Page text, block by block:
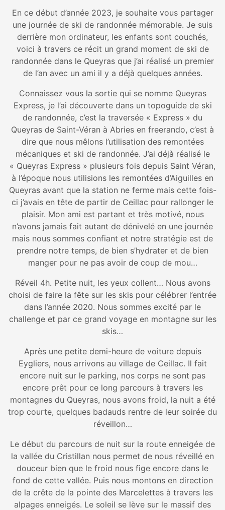
En ce début d’année 2023, je souhaite vous partager
une journée de ski de randonnée mémorable. Je suis
derrière mon ordinateur, les enfants sont couchés,
voici à travers ce récit un grand moment de ski de
randonnée dans le Queyras que j’ai réalisé un premier
de l’an avec un ami il y a déjà quelques années.
Connaissez vous la sortie qui se nomme Queyras
Express, je l’ai découverte dans un topoguide de ski
de randonnée, c’est la traversée « Express » du
Queyras de Saint-Véran à Abries en freerando, c’est à
dire que nous mêlons l’utilisation des remontées
mécaniques et ski de randonnée. J’ai déjà réalisé le
« Queyras Express » plusieurs fois depuis Saint Véran,
à l’époque nous utilisions les remontées d’Aiguilles en
Queyras avant que la station ne ferme mais cette fois-
ci j’avais en tête de partir de Ceillac pour rallonger le
plaisir. Mon ami est partant et très motivé, nous
n’avons jamais fait autant de dénivelé en une journée
mais nous sommes confiant et notre stratégie est de
prendre notre temps, de bien s’hydrater et de bien
manger pour ne pas avoir de coup de mou…
Réveil 4h. Petite nuit, les yeux collent… Nous avons
choisi de faire la fête sur les skis pour célébrer l’entrée
dans l’année 2020. Nous sommes excité par le
challenge et par ce grand voyage en montagne sur les
skis…
Après une petite demi-heure de voiture depuis
Eygliers, nous arrivons au village de Ceillac. Il fait
encore nuit sur le parking, nos corps ne sont pas
encore prêt pour ce long parcours à travers les
montagnes du Queyras, nous avons froid, la nuit a été
trop courte, quelques badauds rentre de leur soirée du
réveillon…
Le début du parcours de nuit sur la route enneigée de
la vallée du Cristillan nous permet de nous réveillé en
douceur bien que le froid nous fige encore dans le
fond de cette vallée. Puis nous montons en direction
de la crête de la pointe des Marcelettes à travers les
alpages enneigés. Le soleil se lève sur le massif des